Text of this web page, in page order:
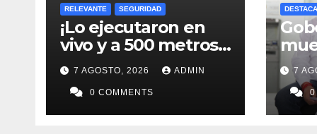
RELEVANTE SEGURIDAD
¡Lo ejecutaron en
vivo y a 500 metros
de fiscalía!
7 AGOSTO, 2026 ADMIN
0 COMMENTS
7
0